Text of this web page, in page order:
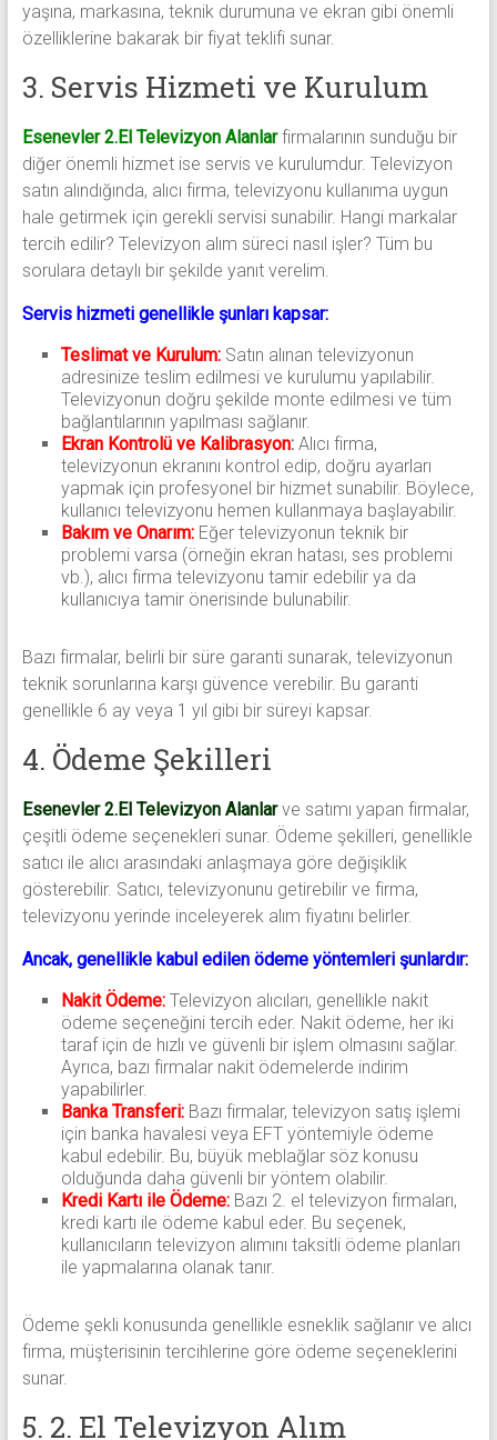
yaşına, markasına, teknik durumuna ve ekran gibi önemli
özelliklerine bakarak bir fiyat teklifi sunar.
3. Servis Hizmeti ve Kurulum
Esenevler 2.El Televizyon Alanlarfirmalarının sunduğu bir
diğer önemli hizmet ise servis ve kurulumdur. Televizyon
satın alındığında, alıcı firma, televizyonu kullanıma uygun
hale getirmek için gerekli servisi sunabilir. Hangi markalar
tercih edilir? Televizyon alım süreci nasıl işler? Tüm bu
sorulara detaylı bir şekilde yanıt verelim.
Servis hizmeti genellikle şunları kapsar:
Teslimat ve Kurulum:Satın alınan televizyonun
adresinize teslim edilmesi ve kurulumu yapılabilir.
Televizyonun doğru şekilde monte edilmesi ve tüm
bağlantılarının yapılması sağlanır.
Ekran Kontrolü ve Kalibrasyon:Alıcı firma,
televizyonun ekranını kontrol edip, doğru ayarları
yapmak için profesyonel bir hizmet sunabilir. Böylece,
kullanıcı televizyonu hemen kullanmaya başlayabilir.
Bakım ve Onarım:Eğer televizyonun teknik bir
problemi varsa (örneğin ekran hatası, ses problemi
vb.), alıcı firma televizyonu tamir edebilir ya da
kullanıcıya tamir önerisinde bulunabilir.
Bazı firmalar, belirli bir süre garanti sunarak, televizyonun
teknik sorunlarına karşı güvence verebilir. Bu garanti
genellikle 6 ay veya 1 yıl gibi bir süreyi kapsar.
4. Ödeme Şekilleri
Esenevler 2.El Televizyon Alanlarve satımı yapan firmalar,
çeşitli ödeme seçenekleri sunar. Ödeme şekilleri, genellikle
satıcı ile alıcı arasındaki anlaşmaya göre değişiklik
gösterebilir. Satıcı, televizyonunu getirebilir ve firma,
televizyonu yerinde inceleyerek alım fiyatını belirler.
Ancak, genellikle kabul edilen ödeme yöntemleri şunlardır:
Nakit Ödeme:Televizyon alıcıları, genellikle nakit
ödeme seçeneğini tercih eder. Nakit ödeme, her iki
taraf için de hızlı ve güvenli bir işlem olmasını sağlar.
Ayrıca, bazı firmalar nakit ödemelerde indirim
yapabilirler.
Banka Transferi:Bazı firmalar, televizyon satış işlemi
için banka havalesi veya EFT yöntemiyle ödeme
kabul edebilir. Bu, büyük meblağlar söz konusu
olduğunda daha güvenli bir yöntem olabilir.
Kredi Kartı ile Ödeme:Bazı 2. el televizyon firmaları,
kredi kartı ile ödeme kabul eder. Bu seçenek,
kullanıcıların televizyon alımını taksitli ödeme planları
ile yapmalarına olanak tanır.
Ödeme şekli konusunda genellikle esneklik sağlanır ve alıcı
firma, müşterisinin tercihlerine göre ödeme seçeneklerini
sunar.
5. 2. El Televizyon Alım